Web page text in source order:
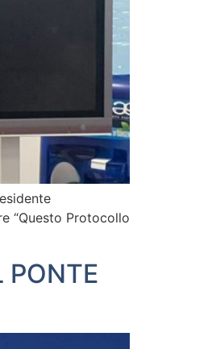
“Questo Protocollo
PONTE